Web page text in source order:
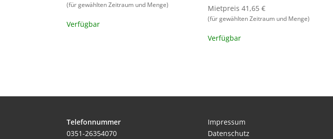
(für gewählten Zeitraum und Menge)
Verfügbar
Mietpreis 41,65 €
(für gewählten Zeitraum und Menge)
Verfügbar
Telefonnummer
0351-26354070
Impressum
Datenschutz